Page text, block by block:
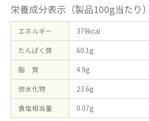
栄養成分表示（製品100g当たり）
エネルギー
379kcal
たんぱく質
60.1g
脂 質
4.9g
炭水化物
23.6g
食塩相当量
0.07g